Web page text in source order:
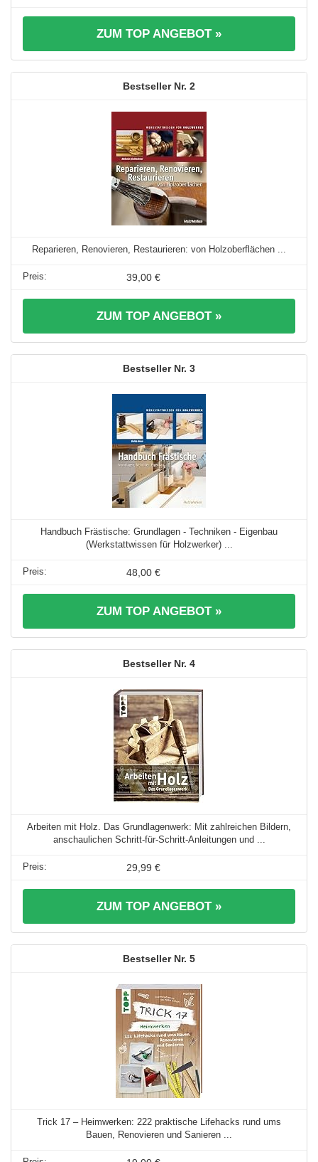
ZUM TOP ANGEBOT »
2
Reparieren, Renovieren, Restaurieren: von Holzoberflächen ...
39,00 €
ZUM TOP ANGEBOT »
3
Handbuch Frästische: Grundlagen - Techniken - Eigenbau
(Werkstattwissen für Holzwerker) ...
48,00 €
ZUM TOP ANGEBOT »
4
Arbeiten mit Holz. Das Grundlagenwerk: Mit zahlreichen Bildern,
anschaulichen Schritt-für-Schritt-Anleitungen und ...
29,99 €
ZUM TOP ANGEBOT »
5
Trick 17 – Heimwerken: 222 praktische Lifehacks rund ums
Bauen, Renovieren und Sanieren ...